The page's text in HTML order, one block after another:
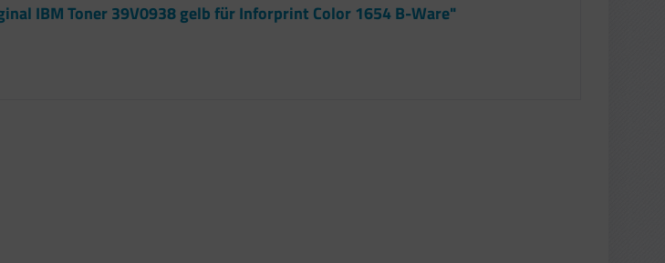
IBM Toner 39V0938 gelb für Inforprint Color 1654 B-Ware"